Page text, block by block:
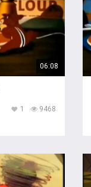
06:08
9468
1